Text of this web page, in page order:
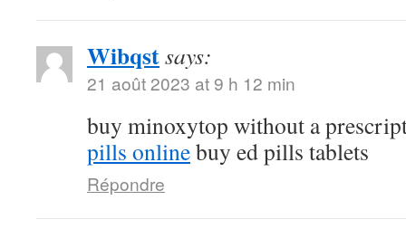
Wibqstsays:
21 août 2023 at 9 h 12 min
buy minoxytop without a
pills onlinebuy ed pills tablets
Répondre